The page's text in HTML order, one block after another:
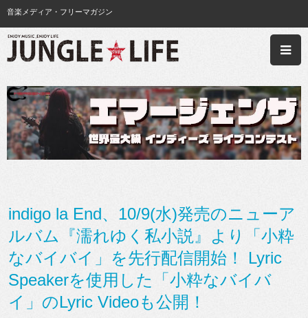
音楽メディア・フリーマガジン
indigo la End、10/9(水)発売のニューア
ルバム『濡れゆく私小説』より「小粋
なバイバイ」を先行配信開始！ Lyric
Speakerを使用した「小粋なバイバ
イ」のLyric Videoも公開！